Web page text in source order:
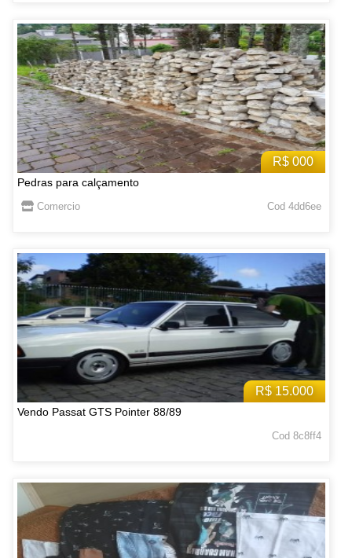
R$ 000
Pedras para calçamento
Comercio Cod 4dd6ee
R$ 15.000
Vendo Passat GTS Pointer 88/89
Cod 8c8ff4